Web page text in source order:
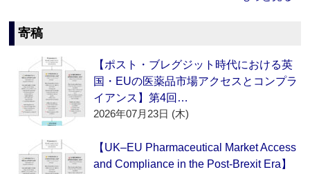
寄稿
【ポスト・ブレグジット時代における英
国・EUの医薬品市場アクセスとコンプラ
イアンス】第4回…
2026年07月23日 (木)
【UK–EU Pharmaceutical Market Access
and Compliance in the Post-Brexit Era】